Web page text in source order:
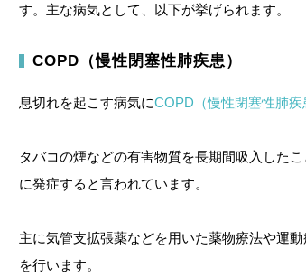
す。主な病気として、以下が挙げられます。
COPD（慢性閉塞性肺疾患）
息切れを起こす病気にCOPD（慢性閉塞性肺疾
タバコの煙などの有害物質を長期間吸入した
に発症すると言われています。
主に気管支拡張薬などを用いた薬物療法や運
を行います。